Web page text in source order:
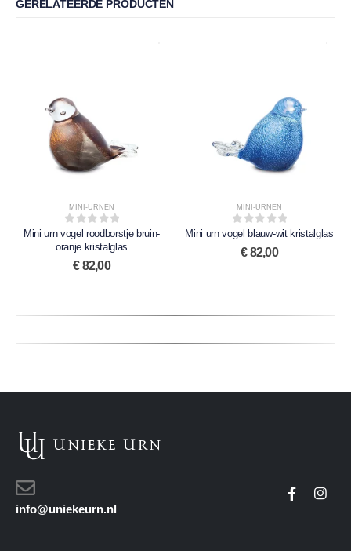
GERELATEERDE PRODUCTEN
MINI-URNEN
0out of 5
Mini urn vogel roodborstje bruin-
oranje kristalglas
€82,00
MINI-URNEN
0out of 5
Mini urn vogel blauw-wit kristalglas
€82,00
info@uniekeurn.nl